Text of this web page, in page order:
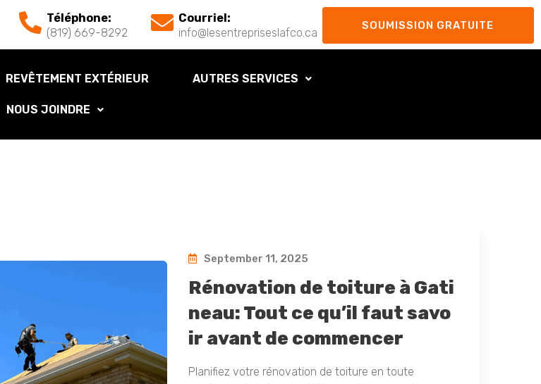
Téléphone:
(819) 669-8292
Courriel:
info@lesentrepriseslafco.ca
SOUMISSION GRATUITE
REVÊTEMENT EXTÉRIEUR AUTRES SERVICES
NOUS JOINDRE
September 11, 2025
Rénovation de toiture à Gati
neau: Tout ce qu’il faut savo
ir avant de commencer
Planifiez votre rénovation de toiture en toute